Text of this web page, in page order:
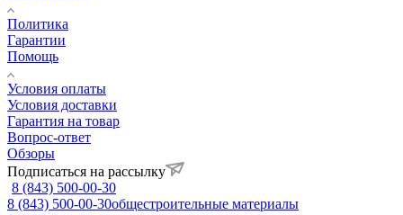
Политика
Гарантии
Помощь
Условия оплаты
Условия доставки
Гарантия на товар
Вопрос-ответ
Обзоры
Подписаться на рассылку
8 (843) 500-00-30
8 (843) 500-00-30общестроительные материалы